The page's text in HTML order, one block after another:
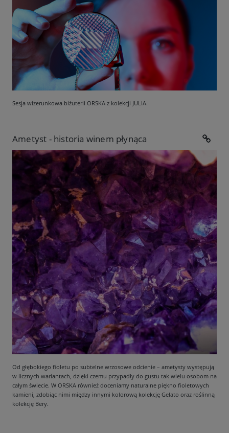
Sesja wizerunkowa biżuterii ORSKA z kolekcji JULIA.
Ametyst - historia winem płynąca
Od głębokiego fioletu po subtelne wrzosowe odcienie – ametysty występują
w licznych wariantach, dzięki czemu przypadły do gustu tak wielu osobom na
całym świecie. W ORSKA również doceniamy naturalne piękno fioletowych
kamieni, zdobiąc nimi między innymi kolorową kolekcję Gelato oraz roślinną
kolekcję Bery.